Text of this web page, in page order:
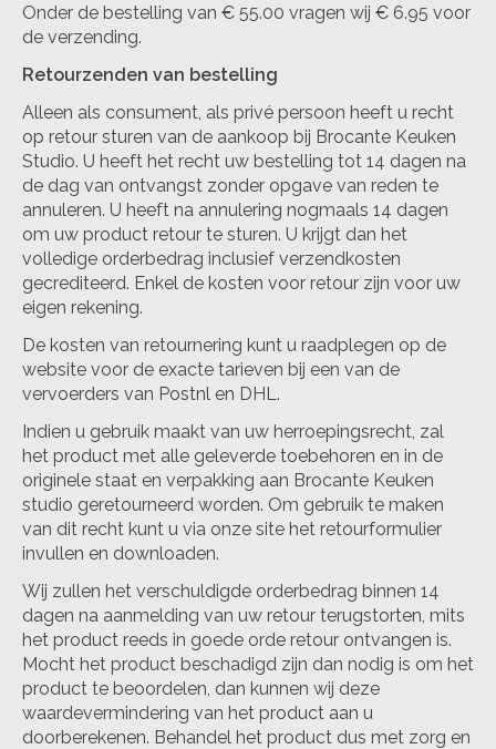
Onder de bestelling van € 55.00 vragen wij € 6.95 voor
de verzending.
Retourzenden van bestelling
Alleen als consument, als privé persoon heeft u recht
op retour sturen van de aankoop bij Brocante Keuken
Studio. U heeft het recht uw bestelling tot 14 dagen na
de dag van ontvangst zonder opgave van reden te
annuleren. U heeft na annulering nogmaals 14 dagen
om uw product retour te sturen. U krijgt dan het
volledige orderbedrag inclusief verzendkosten
gecrediteerd. Enkel de kosten voor retour zijn voor uw
eigen rekening.
De kosten van retournering kunt u raadplegen op de
website voor de exacte tarieven bij een van de
vervoerders van Postnl en DHL.
Indien u gebruik maakt van uw herroepingsrecht, zal
het product met alle geleverde toebehoren en in de
originele staat en verpakking aan Brocante Keuken
studio geretourneerd worden. Om gebruik te maken
van dit recht kunt u via onze site het retourformulier
invullen en downloaden.
Wij zullen het verschuldigde orderbedrag binnen 14
dagen na aanmelding van uw retour terugstorten, mits
het product reeds in goede orde retour ontvangen is.
Mocht het product beschadigd zijn dan nodig is om het
product te beoordelen, dan kunnen wij deze
waardevermindering van het product aan u
doorberekenen. Behandel het product dus met zorg en